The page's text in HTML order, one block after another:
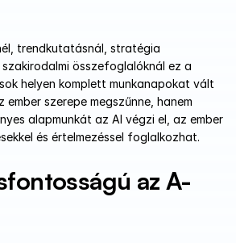
trendkutatásnál, stratégia
összefoglalóknál ez a
helyen komplett munkanapokat vált
ember szerepe megszűnne, hanem
alapmunkát az AI végzi el, az ember
és értelmezéssel foglalkozhat.
az A-